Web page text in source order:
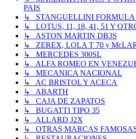
PAIS
↳ STANGUELLINI FORMULA
↳ LOTUS, 11, 18, 41, 51 Y
↳ ASTON MARTIN DB3S
↳ ZEREX, LOLA T 70 y
↳ MERCEDES 300SL
↳ ALFA ROMEO EN
↳ MECANICA NACIONAL
↳ AC BRISTOL Y ACECA
↳ ABARTH
↳ CAJA DE ZAPATOS
↳ BUGATTI TIPO 35
↳ ALLARD J2X
↳ OTRAS MARCAS